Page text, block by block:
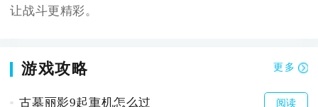
让战斗更精彩。
游戏攻略 更多
古墓丽影9起重机怎么过 阅读